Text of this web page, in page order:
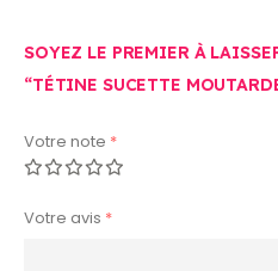
SOYEZ LE PREMIER À
“TÉTINE SUCETTE
Votre note *
Votre avis *